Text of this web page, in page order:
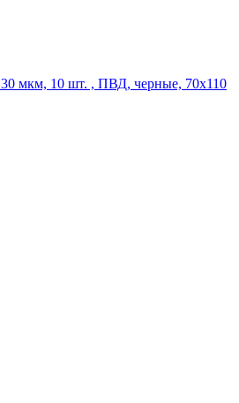
мкм, 10 шт. , ПВД, черные, 70х110